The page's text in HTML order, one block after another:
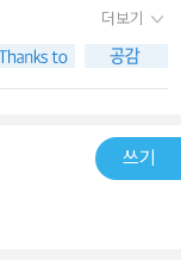
녀의 정체는 바로 전
는데……. 사이버펑
들을 상상하며 행복
더보기
쓰기